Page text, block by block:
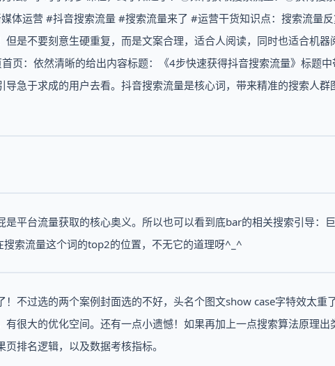
体运营 #抖音搜索流量 #搜索流量来了 #运营干货知识点：搜索流量
是不要刻意生硬重复，而是文案合理，适合人阅读，同时也适合机器
页：依然清晰的给出内容标题：《4步快速获得抖音搜索流量》标题
急于求成的用户去看。抖音搜索流量是核心词，带来精准的搜索人群
平台流量获取的核心奥义。所以也可以看到底bar的相关搜索引导：
索流量这个词的top2的位置，不无它的道理呀^_^
不过选的两个案例封面选的不好，头名个图文show case字特效太重
很大的优化空间。还有一点小遗憾！如果再加上一点搜索算法原理出
排名逻辑，以及数据考核指标。